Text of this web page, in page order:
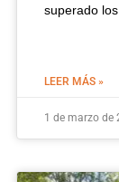
superado
LEER MÁS »
1 de marzo de